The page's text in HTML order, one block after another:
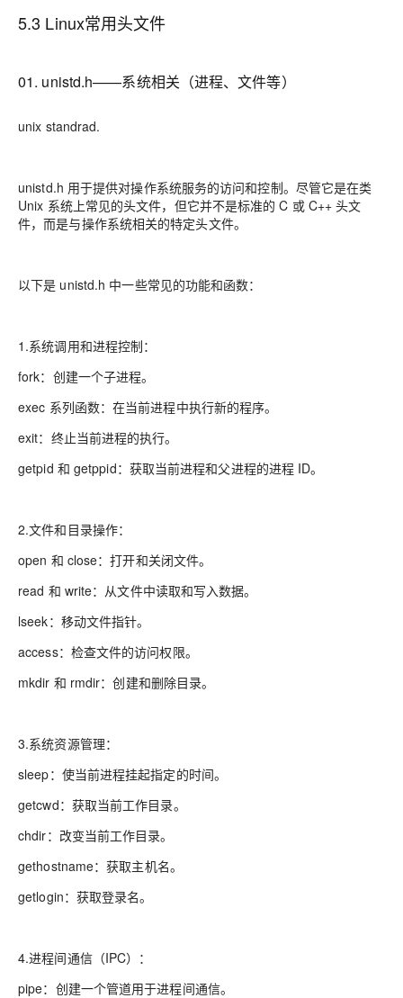
5.3 Linux常用头文件
01. unistd.h——系统相关（进程、文件等）
unix standrad.
unistd.h 用于提供对操作系统服务的访问和控制。尽管它是在类
Unix 系统上常见的头文件，但它并不是标准的 C 或 C++ 头文
件，而是与操作系统相关的特定头文件。
以下是 unistd.h 中一些常见的功能和函数：
1.系统调用和进程控制：
fork：创建一个子进程。
exec 系列函数：在当前进程中执行新的程序。
exit：终止当前进程的执行。
getpid 和 getppid：获取当前进程和父进程的进程 ID。
2.文件和目录操作：
open 和 close：打开和关闭文件。
read 和 write：从文件中读取和写入数据。
lseek：移动文件指针。
access：检查文件的访问权限。
mkdir 和 rmdir：创建和删除目录。
3.系统资源管理：
sleep：使当前进程挂起指定的时间。
getcwd：获取当前工作目录。
chdir：改变当前工作目录。
gethostname：获取主机名。
getlogin：获取登录名。
4.进程间通信（IPC）：
pipe：创建一个管道用于进程间通信。